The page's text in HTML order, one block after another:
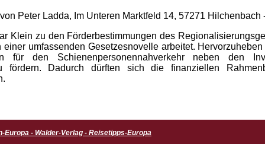
Peter Ladda, Im Unteren Marktfeld 14, 57271 Hilchenbach
Klein zu den Förderbestimmungen des
einer umfassenden Gesetzesnovelle arbeitet.
für den Schienenpersonennahverkehr neben den
fördern. Dadurch dürften sich die finanziellen
Europa - Walder-Verlag - Reisetipps-Europa